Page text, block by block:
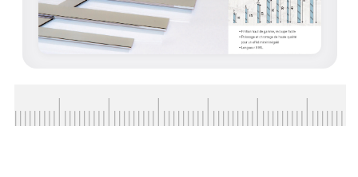
DÉCONNEXION
NOUS TROUVER - BUC 78